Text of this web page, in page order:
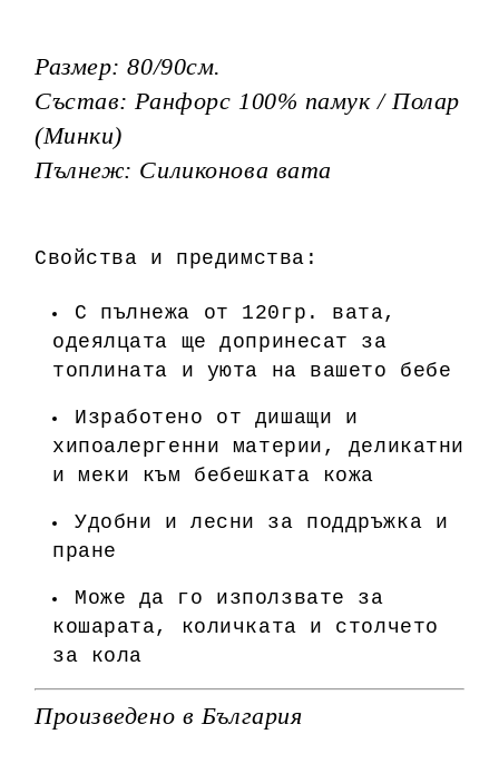
Размер: 80/90см.
Състав: Ранфорс 100% памук / Полар
(Минки)
Пълнеж: Силиконова вата
Свойства и предимства:
С пълнежа от 120гр. вата,
одеялцата ще допринесат за
топлината и уюта на вашето бебе
Изработено от дишащи и
хипоалергенни материи, деликатни
и меки към бебешката кожа
Удобни и лесни за поддръжка и
пране
Може да го използвате за
кошарата, количката и столчето
за кола
Произведено в България